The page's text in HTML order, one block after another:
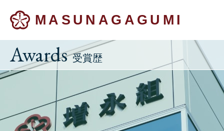
MASUNAGAGUMI
Awards 受賞歴